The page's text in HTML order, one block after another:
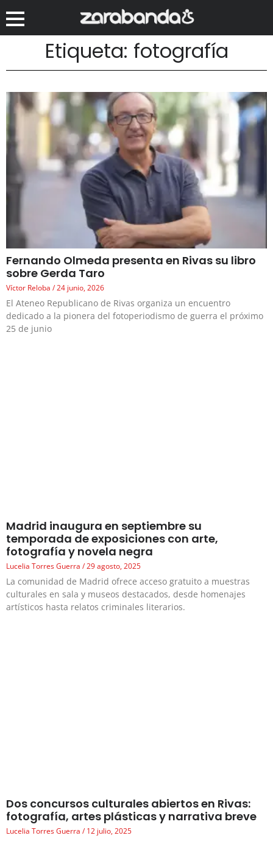
Etiqueta: fotografía
Fernando Olmeda presenta en Rivas su libro
sobre Gerda Taro
Víctor Reloba 24 junio, 2026
El Ateneo Republicano de Rivas organiza un encuentro
dedicado a la pionera del fotoperiodismo de guerra el próximo
25 de junio
Madrid inaugura en septiembre su
temporada de exposiciones con arte,
fotografía y novela negra
Lucelia Torres Guerra 29 agosto, 2025
La comunidad de Madrid ofrece acceso gratuito a muestras
culturales en sala y museos destacados, desde homenajes
artísticos hasta relatos criminales literarios.
Dos concursos culturales abiertos en Rivas:
fotografía, artes plásticas y narrativa breve
Lucelia Torres Guerra 12 julio, 2025